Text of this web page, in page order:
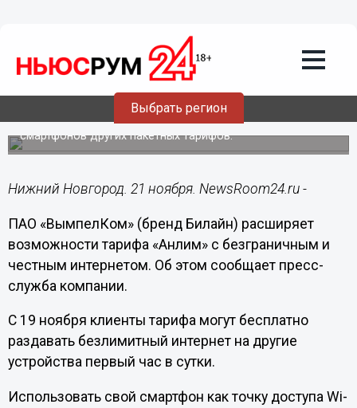
Выбрать регион
Клиенты тарифа «Анлим» могут
делиться безлимитным интернетом с
другими устройствами
По данным внутренней аналитики Билайн, в среднем
объем потребляемого трафика у пользователей тарифа
«Анлим» в 3 раза выше, чем у активных пользователей
смартфонов других пакетных тарифов.
Нижний Новгород. 21 ноября. NewsRoom24.ru -
ПАО «ВымпелКом» (бренд Билайн) расширяет
возможности тарифа «Анлим» с безграничным и
честным интернетом. Об этом сообщает пресс-
служба компании.
C 19 ноября клиенты тарифа могут бесплатно
раздавать безлимитный интернет на другие
устройства первый час в сутки.
Использовать свой смартфон как точку доступа Wi-